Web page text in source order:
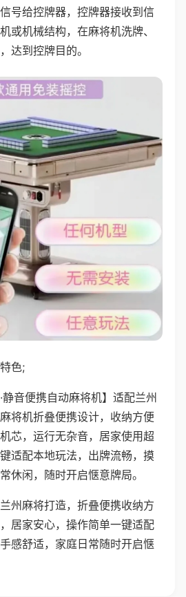
号给控牌器，控牌器接收到信
或机械结构，在麻将机洗牌、
达到控牌目的。
色;
静音便携自动麻将机】适配兰州
将机折叠便携设计，收纳方便
芯，运行无杂音，居家使用超
适配本地玩法，出牌流畅，摸
休闲，随时开启惬意牌局。
州麻将打造，折叠便携收纳方
居家安心，操作简单一键适配
感舒适，家庭日常随时开启惬